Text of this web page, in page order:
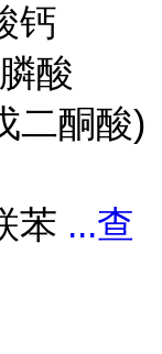
钙
酸
二酮酸)
苯 ...查